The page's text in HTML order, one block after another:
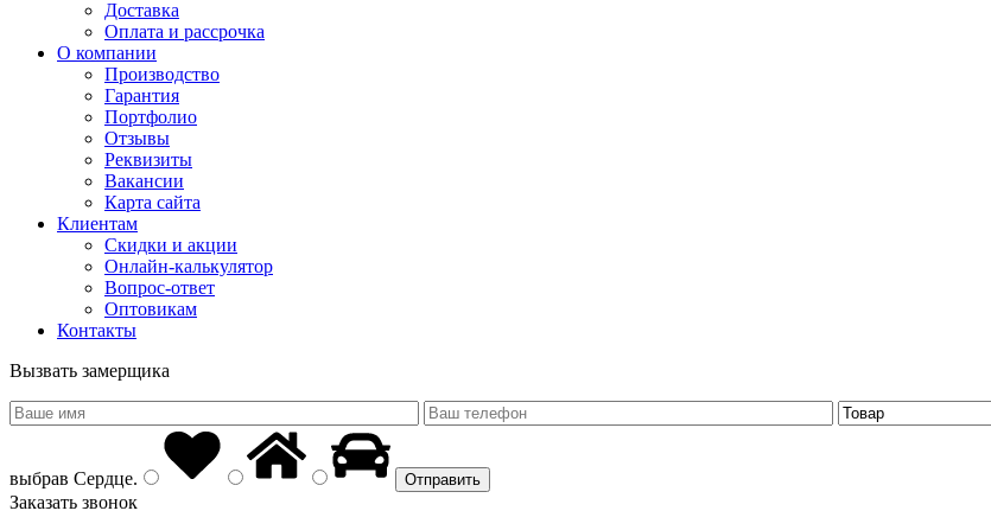
Доставка
Оплата и рассрочка
О компании
Производство
Гарантия
Портфолио
Отзывы
Реквизиты
Вакансии
Карта сайта
Клиентам
Скидки и акции
Онлайн-калькулятор
Вопрос-ответ
Оптовикам
Контакты
Вызвать замерщика
выбрав Сердце.
Заказать звонок